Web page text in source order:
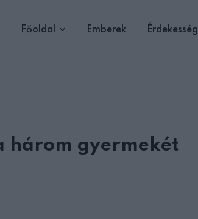
Főoldal Emberek Érdekesség
három gyermekét